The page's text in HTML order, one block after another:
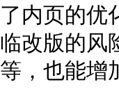
了内页的优
临改版的风
等，也能增